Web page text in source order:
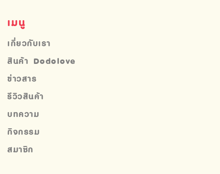
เมนู
เกี่ยวกับเรา
สินค้า Dodolove
ข่าวสาร
รีวิวสินค้า
บทความ
กิจกรรม
สมาชิก